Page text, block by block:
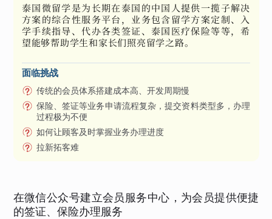
泰国微留学是为长期在泰国的中国人提供一揽子解决
方案的综合性服务平台，业务包含留学方案定制、入
学手续指导、代办各类签证、泰国医疗保险等等，希
望能够帮助学生和家长们照亮留学之路。
面临挑战
传统的会员体系搭建成本高、开发周期慢
保险、签证等业务申请流程复杂，提交资料类型多，办理
过程极为不便
如何让顾客及时掌握业务办理进度
拉新拓客难
在微信公众号建立会员服务中心，为会员提供便捷
的签证、保险办理服务